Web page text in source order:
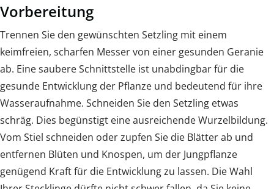
Vorbereitung
Trennen Sie den gewünschten Setzling mit einem
keimfreien, scharfen Messer von einer gesunden Geranie
ab. Eine saubere Schnittstelle ist unabdingbar für die
gesunde Entwicklung der Pflanze und bedeutend für ihre
Wasseraufnahme. Schneiden Sie den Setzling etwas
schräg. Dies begünstigt eine ausreichende Wurzelbildung.
Vom Stiel schneiden oder zupfen Sie die Blätter ab und
entfernen Blüten und Knospen, um der Jungpflanze
genügend Kraft für die Entwicklung zu lassen. Die Wahl